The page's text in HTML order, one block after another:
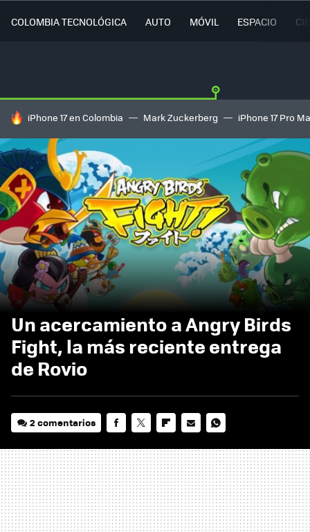
COLOMBIA TECNOLÓGICA AUTO MÓVIL ESPACIO
HOY SE HABLA DE
iPhone 17 en Colombia Mark Zuckerberg iPhone 17 Pro
Un acercamiento a Angry Birds
Fight, la más reciente entrega
de Rovio
2 comentarios
MAIL